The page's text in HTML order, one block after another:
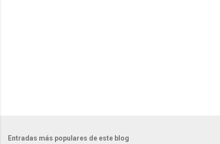
Entradas más populares de este blog